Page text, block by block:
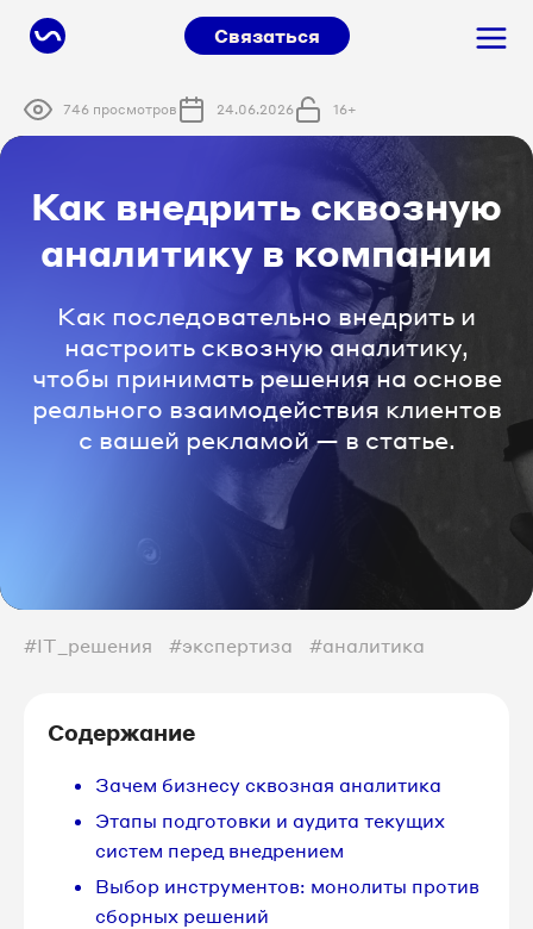
Связаться
746 просмотров 24.06.2026 16+
Как внедрить сквозную
аналитику в компании
Как последовательно внедрить и
настроить сквозную аналитику,
чтобы принимать решения на основе
реального взаимодействия клиентов
с вашей рекламой — в статье.
#IT_решения #экспертиза #аналитика
Содержание
Зачем бизнесу сквозная аналитика
Этапы подготовки и аудита текущих
систем перед внедрением
Выбор инструментов: монолиты против
сборных решений